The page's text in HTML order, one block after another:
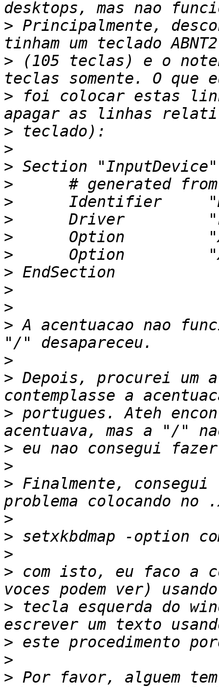
> Principalmente,
> (105 teclas) e o
> foi colocar estas
>
>
>
>
>
>
>
>
>
>
>
> A acentuacao nao
>
> Depois, procurei um
> portugues. Ateh
>
>
> Finalmente,
>
>
>
> com isto, eu faco a
> tecla esquerda do
>
>
> Por favor, alguem tem